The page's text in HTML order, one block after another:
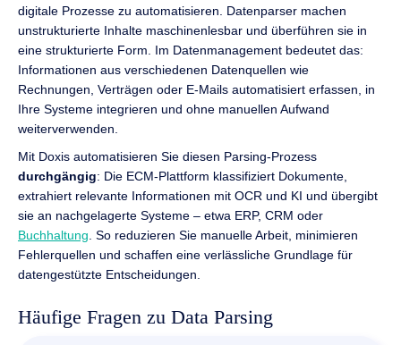
digitale Prozesse zu automatisieren. Datenparser machen
unstrukturierte Inhalte maschinenlesbar und überführen sie in
eine strukturierte Form. Im Datenmanagement bedeutet das:
Informationen aus verschiedenen Datenquellen wie
Rechnungen, Verträgen oder E-Mails automatisiert erfassen, in
Ihre Systeme integrieren und ohne manuellen Aufwand
weiterverwenden.
Mit Doxis automatisieren Sie diesen Parsing-Prozess
durchgängig: Die ECM-Plattform klassifiziert Dokumente,
extrahiert relevante Informationen mit OCR und KI und übergibt
sie an nachgelagerte Systeme – etwa ERP, CRM oder
Buchhaltung . So reduzieren Sie manuelle Arbeit, minimieren
Fehlerquellen und schaffen eine verlässliche Grundlage für
datengestützte Entscheidungen.
Häufige Fragen zu Data Parsing